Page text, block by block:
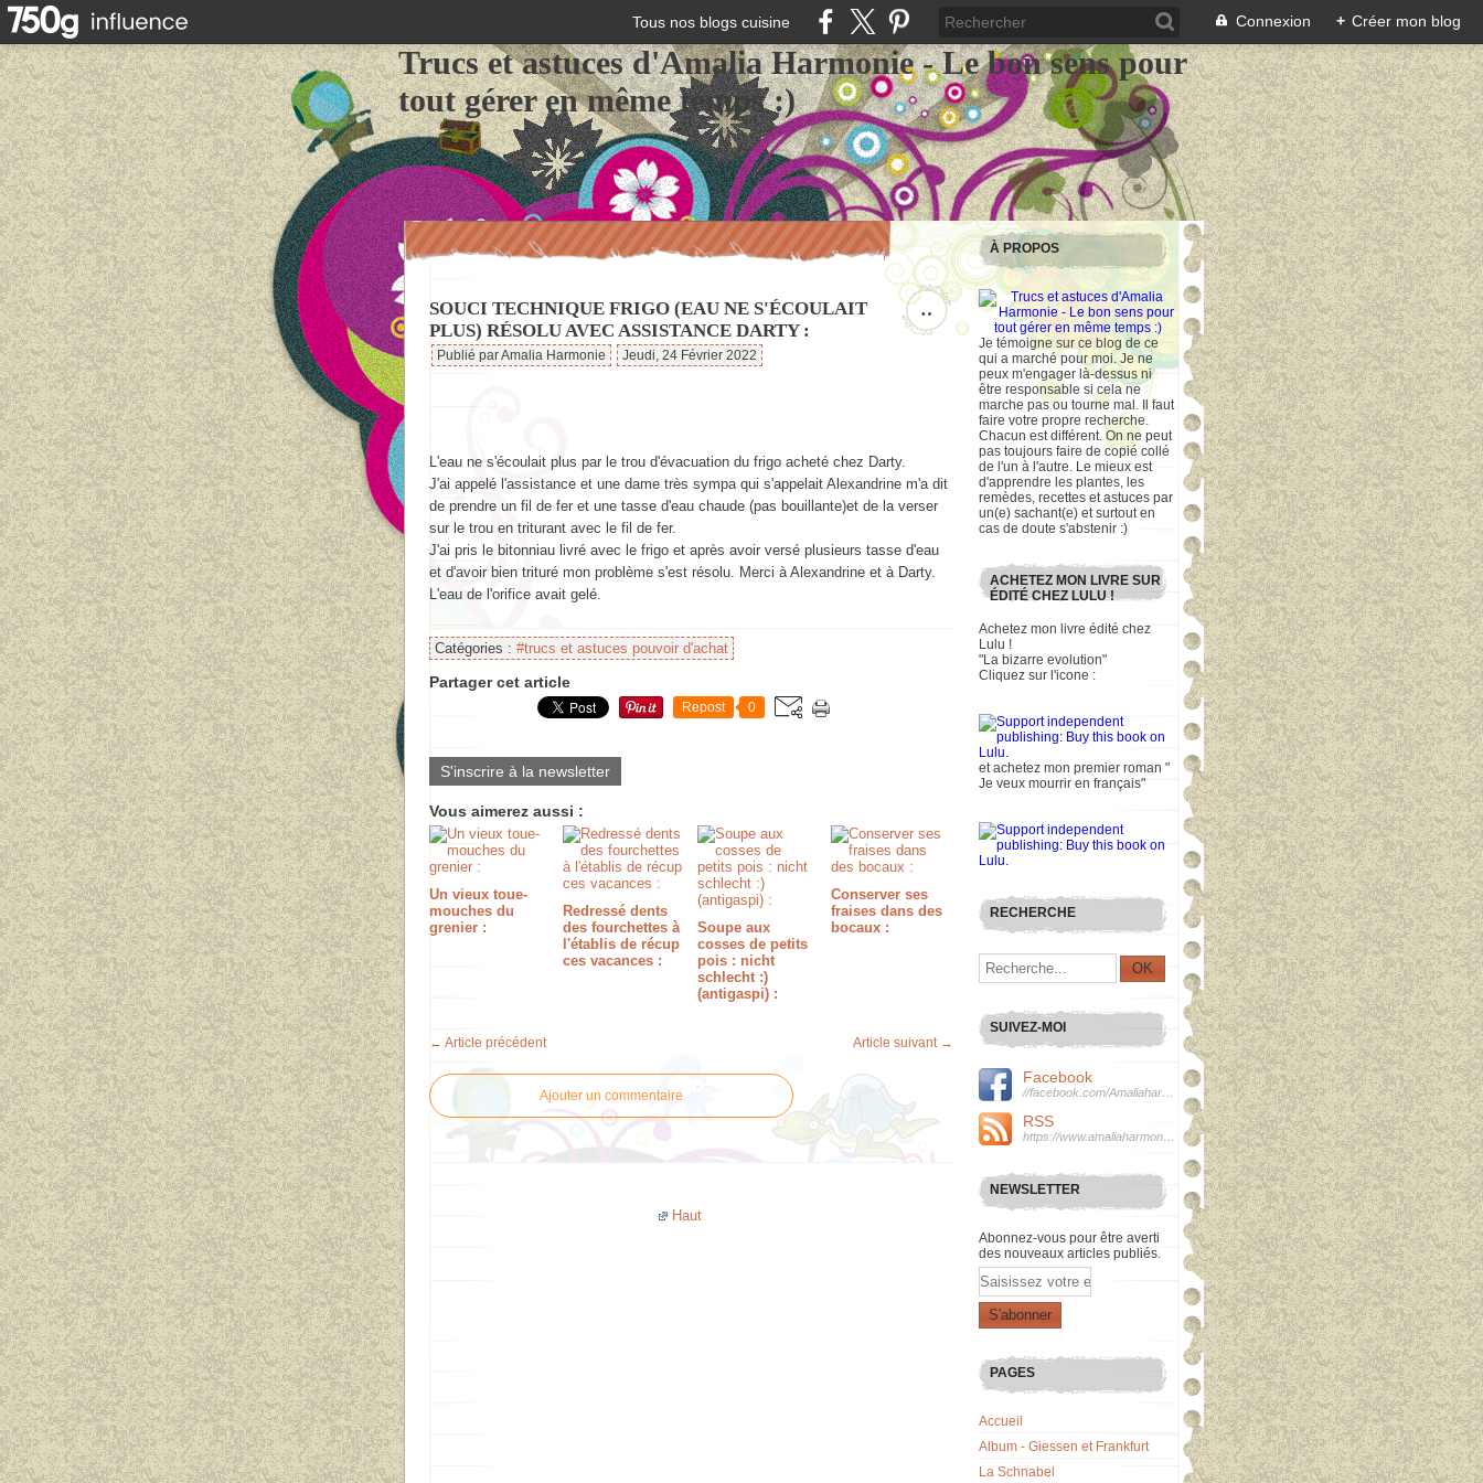
Tous nos blogs cuisine Connexion + Créer mon blog
Trucs et astuces d'Amalia Harmonie - Le bon sens pour
tout gérer en même temps :)
…
SOUCI TECHNIQUE FRIGO (EAU NE S'ÉCOULAIT
PLUS) RÉSOLU AVEC ASSISTANCE DARTY :
Publié par Amalia Harmonie Jeudi, 24 Février 2022
L'eau ne s'écoulait plus par le trou d'évacuation du frigo acheté chez Darty.
J'ai appelé l'assistance et une dame très sympa qui s'appelait Alexandrine m'a dit
de prendre un fil de fer et une tasse d'eau chaude (pas bouillante)et de la verser
sur le trou en triturant avec le fil de fer.
J'ai pris le bitonniau livré avec le frigo et après avoir versé plusieurs tasse d'eau
et d'avoir bien trituré mon problème s'est résolu. Merci à Alexandrine et à Darty.
L'eau de l'orifice avait gelé.
Catégories : #trucs et astuces pouvoir d'achat
Partager cet article
Repost 0
S'inscrire à la newsletter
Vous aimerez aussi :
Un vieux toue-
mouches du
grenier :
Redressé dents
des fourchettes à
l'établis de récup
ces vacances :
Soupe aux
cosses de petits
pois : nicht
schlecht :)
(antigaspi) :
Conserver ses
fraises dans des
bocaux :
← Article précédent Article suivant →
Ajouter un commentaire
Haut
À PROPOS
Je témoigne sur ce blog de ce
qui a marché pour moi. Je ne
peux m'engager là-dessus ni
être responsable si cela ne
marche pas ou tourne mal. Il faut
faire votre propre recherche.
Chacun est différent. On ne peut
pas toujours faire de copié collé
de l'un à l'autre. Le mieux est
d'apprendre les plantes, les
remèdes, recettes et astuces par
un(e) sachant(e) et surtout en
cas de doute s'abstenir :)
ACHETEZ MON LIVRE SUR
ÉDITÉ CHEZ LULU !
Achetez mon livre édité chez
Lulu !
"La bizarre evolution"
Cliquez sur l'icone :
et achetez mon premier roman "
Je veux mourrir en français"
RECHERCHE
SUIVEZ-MOI
Facebook
RSS
NEWSLETTER
Abonnez-vous pour être averti
des nouveaux articles publiés.
Email
PAGES
Accueil
Album - Giessen et Frankfurt
La Schnabel